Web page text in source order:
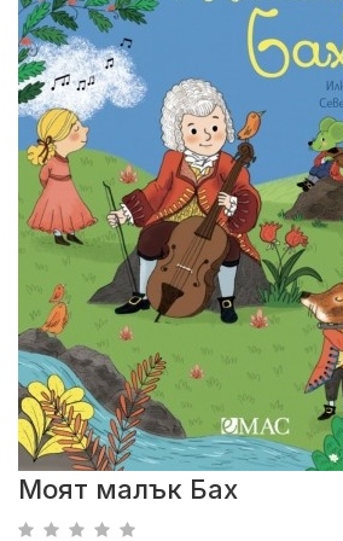
Моят малък Бах